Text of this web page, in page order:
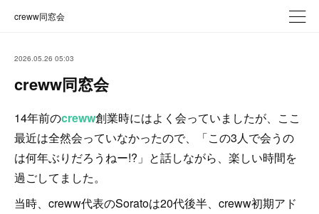
creww同窓会
2026.05.26 05:03
creww同窓会
14年前のcreww創業時にはよく会っていましたが、ここ
最近は全然会っていなかったので、「この3人で会うの
は何年ぶりだろうねー!?」と話しながら、楽しい時間を
過ごしてました。
当時、creww代表のSoratoは20代後半、creww初期アド